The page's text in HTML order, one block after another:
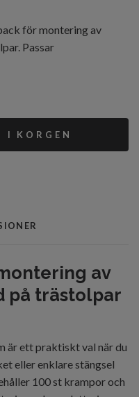
för montering av
Passar
I KORGEN
av
på trästolpar
är ett praktiskt val när du
eller enklare stängsel
100 st krampor och